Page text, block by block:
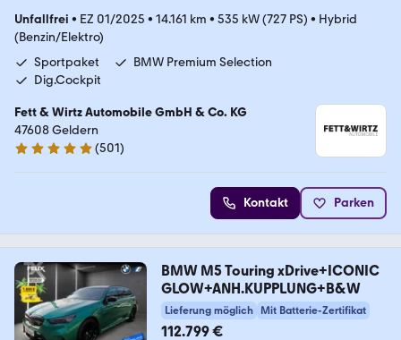
Unfallfrei • EZ 01/2025 • 14.161 km • 535 kW (727 PS) • Hybrid
(Benzin/Elektro)
Sportpaket
BMW Premium Selection
Dig.Cockpit
Fett & Wirtz Automobile GmbH & Co. KG
47608 Geldern
4.9 Sterne
(501)
Kontakt Parken
BMW M5 Touring xDrive+ICONIC
GLOW+ANH.KUPPLUNG+B&W
Lieferung möglich Mit Batterie-Zertifikat
112.799 €